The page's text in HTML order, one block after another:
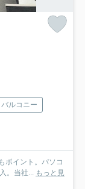
バルコニー
ポイント。パソコ
。当社... もっと見